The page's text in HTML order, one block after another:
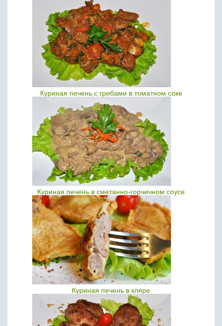
Куриная печень с грибами в томатном соке
Куриная печень в сметанно-горчичном соусе
Куриная печень в кляре